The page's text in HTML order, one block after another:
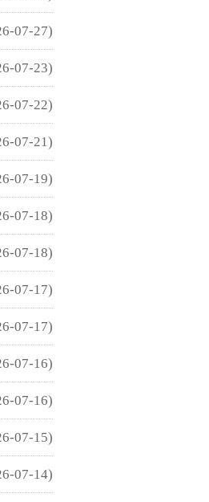
07-27)
07-23)
07-22)
07-21)
07-19)
07-18)
07-18)
07-17)
07-17)
07-16)
07-16)
07-15)
07-14)